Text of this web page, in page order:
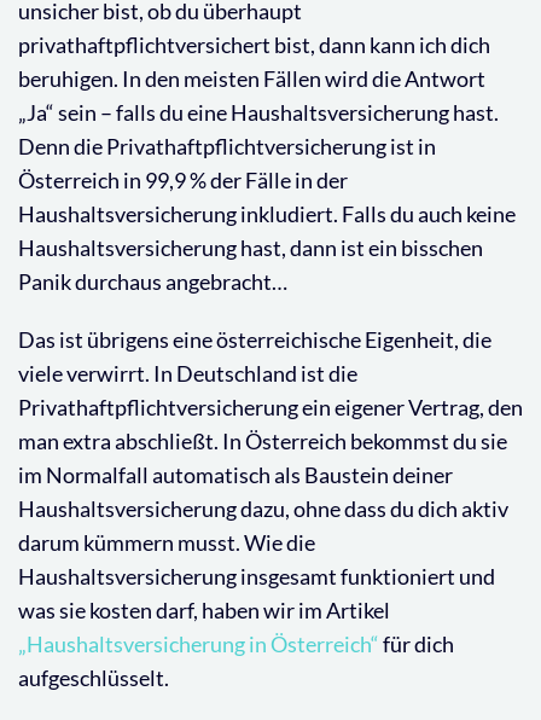
unsicher bist, ob du überhaupt
privathaftpflichtversichert bist, dann kann ich dich
beruhigen. In den meisten Fällen wird die Antwort
„Ja“ sein – falls du eine Haushaltsversicherung hast.
Denn die Privathaftpflichtversicherung ist in
Österreich in 99,9 % der Fälle in der
Haushaltsversicherung inkludiert. Falls du auch keine
Haushaltsversicherung hast, dann ist ein bisschen
Panik durchaus angebracht…
Das ist übrigens eine österreichische Eigenheit, die
viele verwirrt. In Deutschland ist die
Privathaftpflichtversicherung ein eigener Vertrag, den
man extra abschließt. In Österreich bekommst du sie
im Normalfall automatisch als Baustein deiner
Haushaltsversicherung dazu, ohne dass du dich aktiv
darum kümmern musst. Wie die
Haushaltsversicherung insgesamt funktioniert und
was sie kosten darf, haben wir im Artikel
„Haushaltsversicherung in Österreich“für dich
aufgeschlüsselt.